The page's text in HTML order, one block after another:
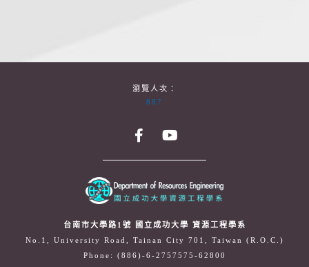
瀏覽人次：
887
台南市大學路1號 國立成功大學 資源工程學系
No.1, University Road, Tainan City 701, Taiwan (R.O.C.)
Phone: (886)-6-2757575-62800